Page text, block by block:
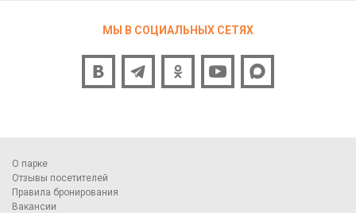
МЫ В СОЦИАЛЬНЫХ СЕТЯХ
О парке
Отзывы посетителей
Правила бронирования
Вакансии